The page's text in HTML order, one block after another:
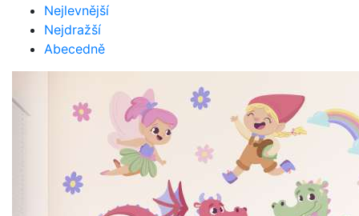
Nejlevnější
Nejdražší
Abecedně